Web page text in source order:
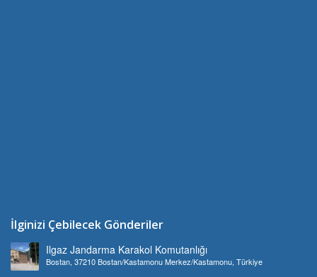
İlginizi Çebilecek Gönderiler
Ilgaz Jandarma Karakol Komutanlığı
Bostan, 37210 Bostan/Kastamonu Merkez/Kastamonu, Türkiye